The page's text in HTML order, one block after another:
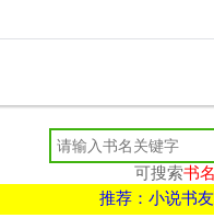
可搜索书名
推荐：小说书